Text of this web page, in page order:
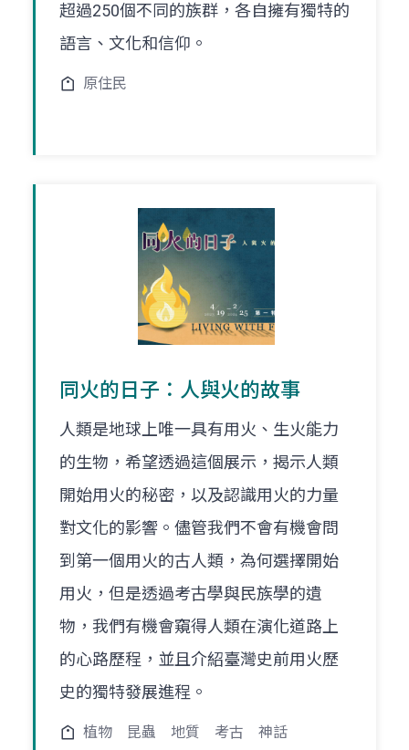
超過250個不同的族群，各自擁有獨特的
語言、文化和信仰。
原住民
同火的日子：人與火的故事
人類是地球上唯一具有用火、生火能力
的生物，希望透過這個展示，揭示人類
開始用火的秘密，以及認識用火的力量
對文化的影響。儘管我們不會有機會問
到第一個用火的古人類，為何選擇開始
用火，但是透過考古學與民族學的遺
物，我們有機會窺得人類在演化道路上
的心路歷程，並且介紹臺灣史前用火歷
史的獨特發展進程。
植物 昆蟲 地質 考古 神話